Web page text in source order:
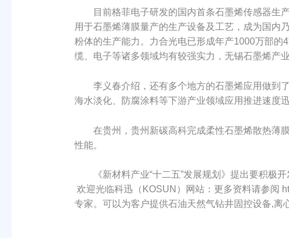
目前格菲电子研发的国内首条石墨烯传感器生产
用于石墨烯薄膜量产的生产设备及工艺，成为国内
粉体的生产能力。力合光电已形成年产1000万部
缆、电子等诸多领域均有较强实力，无锡石墨烯产
李义春介绍，还有多个地方的石墨烯应用做到了
海水淡化、防腐涂料等下游产业领域应用推进速度迅
在贵州，贵州新碳高科完成柔性石墨烯散热薄膜
性能。
《新材料产业“十二五”发展规划》提出要积极开
欢迎光临科迅（KOSUN）网站：更多资料请参阅
专家。可以为客户提供石油天然气钻井固控设备,离